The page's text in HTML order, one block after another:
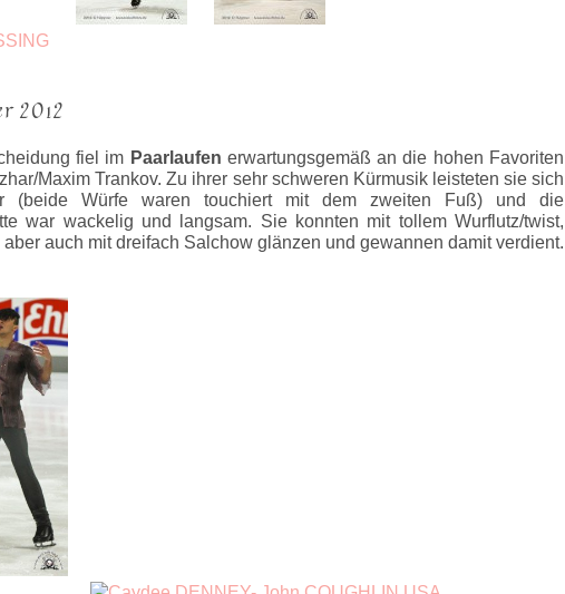
2012
fiel im Paarlaufen erwartungsgemäß an die hohen Favoriten
Maxim Trankov. Zu ihrer sehr schweren Kürmusik leisteten sie sich
(beide Würfe waren touchiert mit dem zweiten Fuß) und die
war wackelig und langsam. Sie konnten mit tollem Wurflutz/twist,
auch mit dreifach Salchow glänzen und gewannen damit verdient.